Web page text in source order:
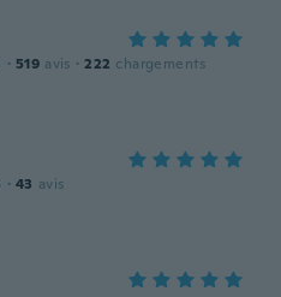
· 519 avis · 222 chargements
· 43 avis